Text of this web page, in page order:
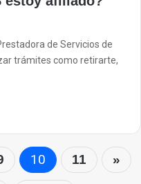
de Servicios de
trámites como retirarte,
10 11 »